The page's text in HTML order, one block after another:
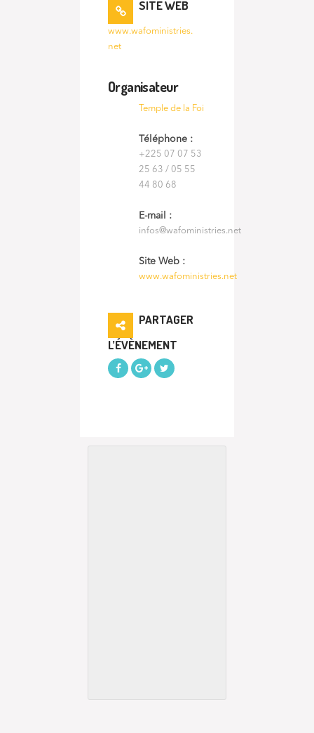
SITE WEB
www.wafoministries.
net
Organisateur
Temple de la Foi
Téléphone :
+225 07 07 53
25 63 / 05 55
44 80 68
E-mail :
infos@wafoministries.net
Site Web :
www.wafoministries.net
PARTAGER
L’ÉVÈNEMENT